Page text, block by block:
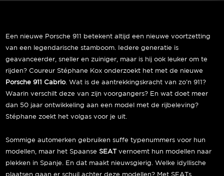
Een nieuwe Porsche 911 betekent altijd een nieuwe voortzetting
van een legendarische stamboom. Iedere generatie is
geavanceerder, sneller en zuiniger, maar is hij ook leuker om te
rijden? Coureur Stéphane Kox onderzoekt het met de nieuwe
Porsche 911 Cabrio. Wat is de aantrekkingskracht van zo’n 911?
Waarin verschilt deze van zijn voorgangers? En wat doet meer
dan 50 jaar ontwikkeling aan een model met de rijbeleving?
Stéphane zoekt het volgas voor je uit.
Sommige automerken gebruiken suffe typenummers voor hun
modellen, maar het SpaanseSEAT vernoemt hun modellen naar
plekken in Spanje. En dat maakt nieuwsgierig. Welke idyllische
plaatsen gaan er schuil achter deze modellen? Met SEATs